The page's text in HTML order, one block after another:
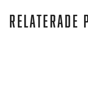
RELATERADE